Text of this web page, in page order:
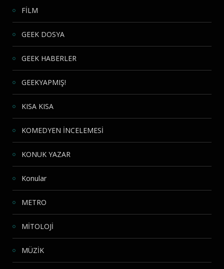
FİLM
GEEK DOSYA
GEEK HABERLER
GEEKYAPMIŞ!
KISA KISA
KOMEDYEN İNCELEMESİ
KONUK YAZAR
Konular
METRO
MİTOLOJİ
MÜZİK